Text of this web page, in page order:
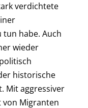
verdichtete
tun habe. Auch
wieder
historische
Mit aggressiver
Migranten